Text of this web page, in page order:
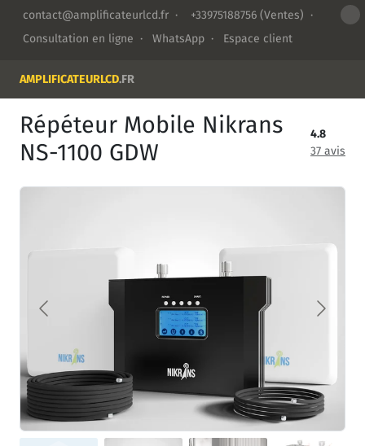
contact@amplificateurlcd.fr · +33975188756 (Ventes) ·
Consultation en ligne · WhatsApp · Espace client
AMPLIFICATEURLCD.FR
Répéteur Mobile Nikrans
NS-1100 GDW
4.8
37 avis